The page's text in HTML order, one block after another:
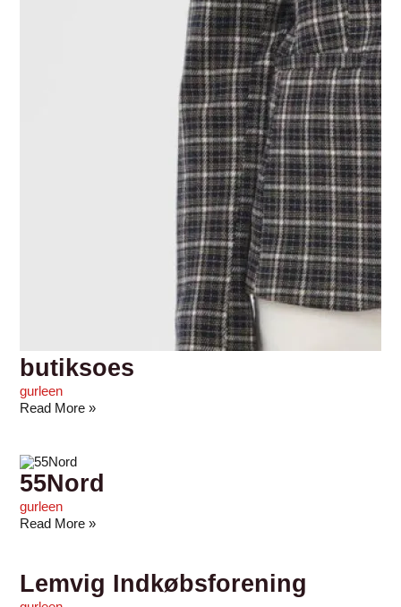
butiksoes
gurleen
Read More »
55Nord
gurleen
Read More »
Lemvig Indkøbsforening